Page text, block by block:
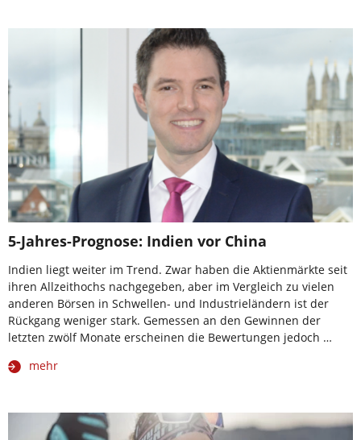
5-Jahres-Prognose: Indien vor China
Indien liegt weiter im Trend. Zwar haben die Aktienmärkte seit
ihren Allzeithochs nachgegeben, aber im Vergleich zu vielen
anderen Börsen in Schwellen- und Industrieländern ist der
Rückgang weniger stark. Gemessen an den Gewinnen der
letzten zwölf Monate erscheinen die Bewertungen jedoch …
mehr